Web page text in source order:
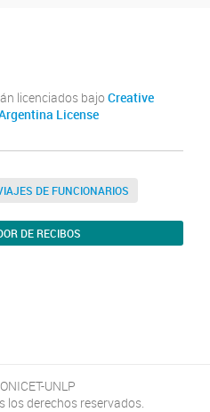
licenciados bajo Creative
License
DE FUNCIONARIOS
DE RECIBOS
UNLP
los derechos reservados.